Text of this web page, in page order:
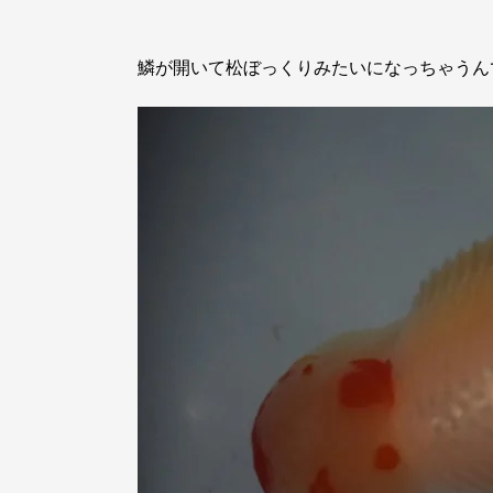
鱗が開いて松ぼっくりみたいになっちゃう